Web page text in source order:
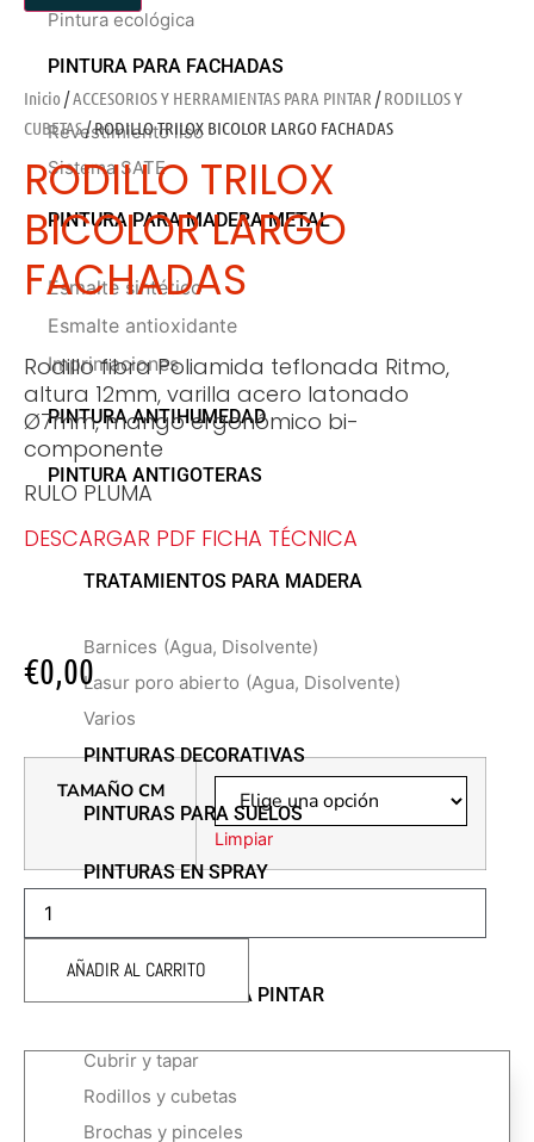
Pintura ecológica
PINTURA PARA FACHADAS
Revestimiento liso
Sistema SATE
PINTURA PARA MADERA METAL
Esmalte sintético
Esmalte antioxidante
Imprimaciones
PINTURA ANTIHUMEDAD
PINTURA ANTIGOTERAS
TRATAMIENTOS PARA MADERA
Barnices (Agua, Disolvente)
Lasur poro abierto (Agua, Disolvente)
Varios
PINTURAS DECORATIVAS
PINTURAS PARA SUELOS
PINTURAS EN SPRAY
ACCESORIOS PARA PINTAR
Cubrir y tapar
Rodillos y cubetas
Brochas y pinceles
Inicio /ACCESORIOS Y HERRAMIENTAS PARA PINTAR /RODILLOS Y
CUBETAS/ RODILLO TRILOX BICOLOR LARGO FACHADAS
RODILLO TRILOX
BICOLOR LARGO
FACHADAS
Rodillo fibra Poliamida teflonada Ritmo,
altura 12mm, varilla acero latonado
Ø7mm, mango ergonómico bi-
componente
RULO PLUMA
DESCARGAR PDF FICHA TÉCNICA
€0,00
TAMAÑO CM
Limpiar
RODILLO
TRILOX
BICOLOR
LARGO
FACHADAS
AÑADIR AL CARRITO